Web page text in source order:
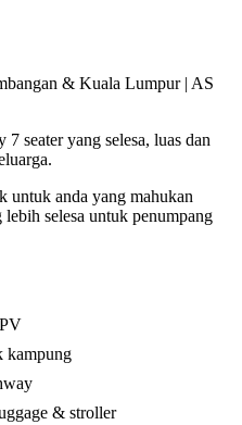
& Kuala Lumpur | AS
seater yang selesa, luas dan
untuk anda yang mahukan
selesa untuk penumpang
kampung
& stroller